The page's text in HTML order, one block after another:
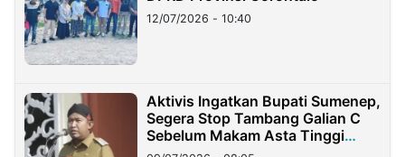
12/07/2026 - 10:40
Aktivis Ingatkan Bupati Sumenep,
Segera Stop Tambang Galian C
Sebelum Makam Asta Tinggi
Longsor